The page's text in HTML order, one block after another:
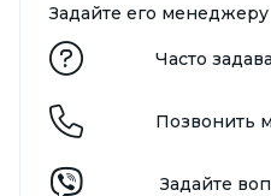
Задайте его менеджеру
Часто
Позвонить
Задайте